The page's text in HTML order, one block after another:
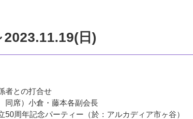
日)
者との打合せ
席）小倉・藤本各副会長
50周年記念パーティー（於：アルカディア市ヶ谷）